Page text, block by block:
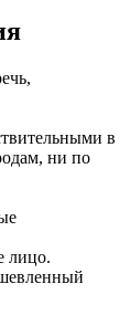
в
ни по
лицо.